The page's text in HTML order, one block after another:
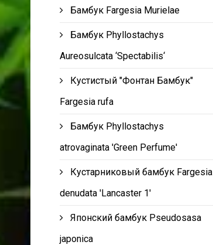
Бамбук Fargesia Murielae
Бамбук Phyllostachys
Aureosulcata ‘Spectabilis‘
Кустистый "Фонтан Бамбук"
Fargesia rufa
Бамбук Phyllostachys
atrovaginata 'Green Perfume'
Кустарниковый бамбук Fargesia
denudata 'Lancaster 1'
Японский бамбук Pseudosasa
japonica